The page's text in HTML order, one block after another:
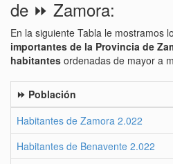
de ⏩ Zamora:
En la siguiente Tabla le mostramos
importantes de la Provincia de
habitantes ordenadas de mayor a
⏩ Población
Habitantes de Zamora 2.022
Habitantes de Benavente 2.022